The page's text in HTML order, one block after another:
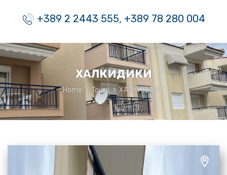
+389 2 2443 555, +389 78 280 004
ХАЛКИДИКИ
Home > Tours > ХАЛКИДИКИ